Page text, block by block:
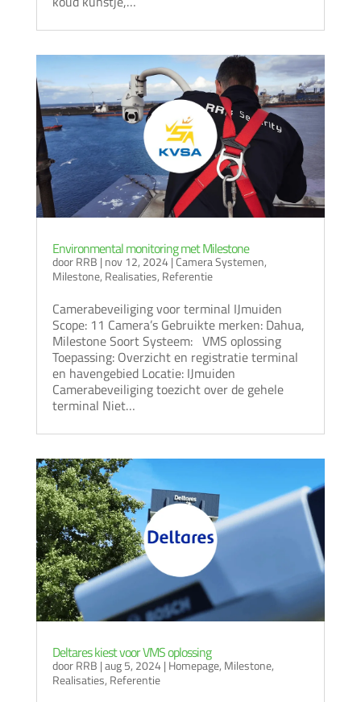
Environmental monitoring met Milestone
doorRRB | nov 12, 2024|Camera Systemen,
Milestone, Realisaties, Referentie
Camerabeveiliging voor terminal IJmuiden
Scope: 11 Camera’s Gebruikte merken: Dahua,
Milestone Soort Systeem: VMS oplossing
Toepassing: Overzicht en registratie terminal
en havengebied Locatie: IJmuiden
Camerabeveiliging toezicht over de gehele
terminal Niet…
Deltares kiest voor VMS oplossing
doorRRB |aug 5, 2024| Homepage, Milestone,
Realisaties, Referentie